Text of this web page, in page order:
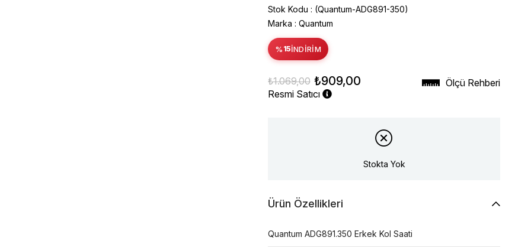
Stok Kodu
(Quantum-ADG891-350)
Marka : Quantum
% 15İNDIRIM
₺1.069,00 ₺909,00
Resmi Satıcı
Ölçü Rehberi
Stokta Yok
Ürün Özellikleri
Quantum ADG891.350 Erkek Kol Saati